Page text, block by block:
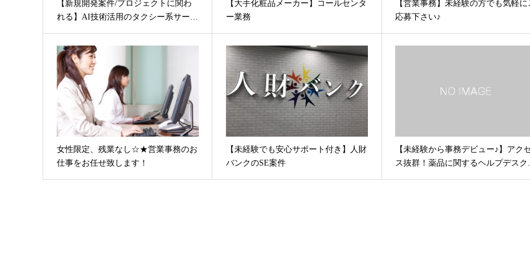
【新規開発案件/プロジェクトに関わ
れる】AI技術活用のタクシー系サー…
【大手化粧品メーカー】コールセンタ
ー業務
【営業事務】未経験の方でも気軽に
応募下さい♪
女性限定、残業なし☆★営業事務のお
仕事をお任せ致します！
【未経験でも安心サポート付き】人財
バンクのSE案件
【未経験から事務デビュー♪】アク
ス抜群！薬品に関するヘルプデス